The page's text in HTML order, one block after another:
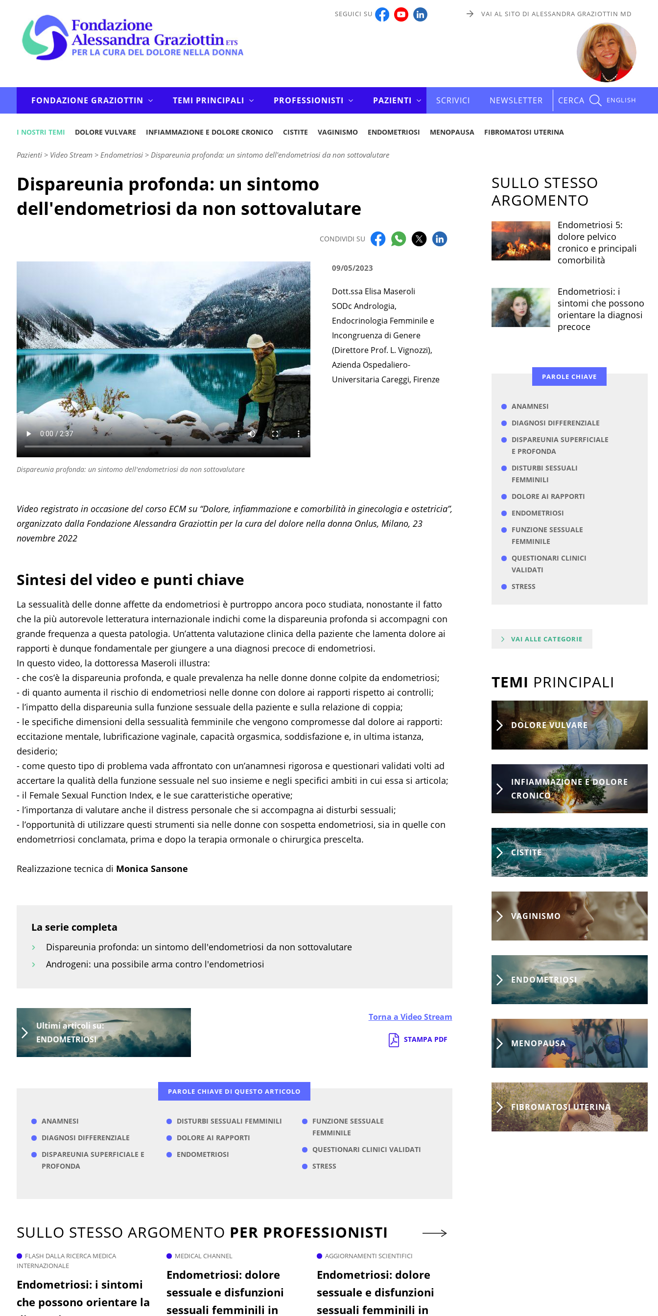
SEGUICI SU VAI AL SITO DI ALESSANDRA GRAZIOTTIN MD
FONDAZIONE GRAZIOTTIN TEMI PRINCIPALI PROFESSIONISTI PAZIENTI SCRIVICI NEWSLETTER CERCA ENGLISH
I NOSTRI TEMI DOLORE VULVARE INFIAMMAZIONE E DOLORE CRONICO CISTITE VAGINISMO ENDOMETRIOSI MENOPAUSA FIBROMATOSI UTERINA
Pazienti> Video Stream > Endometriosi> Dispareunia profonda: un sintomo dell'endometriosi da non sottovalutare
Dispareunia profonda: un sintomo
dell'endometriosi da non sottovalutare
CONDIVIDI SU
Dispareunia profonda: un sintomo dell'endometriosi da non sottovalutare
09/05/2023
Dott.ssa Elisa Maseroli
SODc Andrologia,
Endocrinologia Femminile e
Incongruenza di Genere
(Direttore Prof. L. Vignozzi),
Azienda Ospedaliero-
Universitaria Careggi, Firenze
Video registrato in occasione del corso ECM su “Dolore, infiammazione e comorbilità in ginecologia e ostetricia”,
organizzato dalla Fondazione Alessandra Graziottin per la cura del dolore nella donna Onlus, Milano, 23
novembre 2022
Sintesi del video e punti chiave
La sessualità delle donne affette da endometriosi è purtroppo ancora poco studiata, nonostante il fatto
che la più autorevole letteratura internazionale indichi come la dispareunia profonda si accompagni con
grande frequenza a questa patologia. Un’attenta valutazione clinica della paziente che lamenta dolore ai
rapporti è dunque fondamentale per giungere a una diagnosi precoce di endometriosi.
In questo video, la dottoressa Maseroli illustra:
- che cos’è la dispareunia profonda, e quale prevalenza ha nelle donne donne colpite da endometriosi;
- di quanto aumenta il rischio di endometriosi nelle donne con dolore ai rapporti rispetto ai controlli;
- l’impatto della dispareunia sulla funzione sessuale della paziente e sulla relazione di coppia;
- le specifiche dimensioni della sessualità femminile che vengono compromesse dal dolore ai rapporti:
eccitazione mentale, lubrificazione vaginale, capacità orgasmica, soddisfazione e, in ultima istanza,
desiderio;
- come questo tipo di problema vada affrontato con un’anamnesi rigorosa e questionari validati volti ad
accertare la qualità della funzione sessuale nel suo insieme e negli specifici ambiti in cui essa si articola;
- il Female Sexual Function Index, e le sue caratteristiche operative;
- l’importanza di valutare anche il distress personale che si accompagna ai disturbi sessuali;
- l’opportunità di utilizzare questi strumenti sia nelle donne con sospetta endometriosi, sia in quelle con
endometrriosi conclamata, prima e dopo la terapia ormonale o chirurgica prescelta.
Realizzazione tecnica di Monica Sansone
La serie completa
Dispareunia profonda: un sintomo dell'endometriosi da non sottovalutare
Androgeni: una possibile arma contro l'endometriosi
Ultimi articoli su:
ENDOMETRIOSI
Torna a Video Stream
STAMPA PDF
PAROLE CHIAVE DI QUESTO ARTICOLO
ANAMNESI
DIAGNOSI DIFFERENZIALE
DISPAREUNIA SUPERFICIALE E
PROFONDA
DISTURBI SESSUALI FEMMINILI
DOLORE AI RAPPORTI
ENDOMETRIOSI
FUNZIONE SESSUALE
FEMMINILE
QUESTIONARI CLINICI VALIDATI
STRESS
SULLO STESSO ARGOMENTO PER PROFESSIONISTI
FLASH DALLA RICERCA MEDICA
INTERNAZIONALE
Endometriosi: i sintomi
che possono orientare la
MEDICAL CHANNEL
Endometriosi: dolore
sessuale e disfunzioni
sessuali femminili in
AGGIORNAMENTI SCIENTIFICI
Endometriosi: dolore
sessuale e disfunzioni
sessuali femminili in
SULLO STESSO
ARGOMENTO
Endometriosi 5:
dolore pelvico
cronico e principali
comorbilità
Endometriosi: i
sintomi che possono
orientare la diagnosi
precoce
PAROLE CHIAVE
ANAMNESI
DIAGNOSI DIFFERENZIALE
DISPAREUNIA SUPERFICIALE
E PROFONDA
DISTURBI SESSUALI
FEMMINILI
DOLORE AI RAPPORTI
ENDOMETRIOSI
FUNZIONE SESSUALE
FEMMINILE
QUESTIONARI CLINICI
VALIDATI
STRESS
VAI ALLE CATEGORIE
TEMI PRINCIPALI
DOLORE VULVARE
INFIAMMAZIONE E DOLORE
CRONICO
CISTITE
VAGINISMO
ENDOMETRIOSI
MENOPAUSA
FIBROMATOSI UTERINA